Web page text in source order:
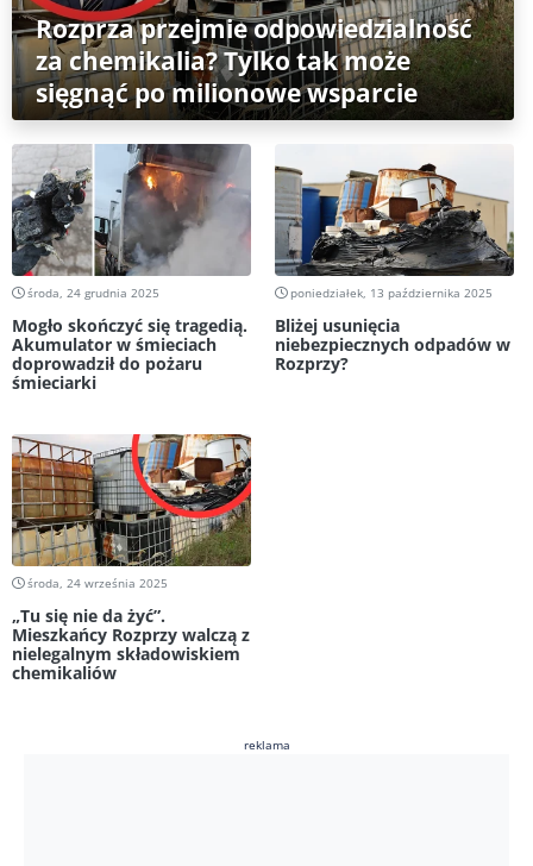
Rozprza przejmie odpowiedzialność
za chemikalia? Tylko tak może
sięgnąć po milionowe wsparcie
środa, 24 grudnia 2025
Mogło skończyć się tragedią.
Akumulator w śmieciach
doprowadził do pożaru
śmieciarki
poniedziałek, 13 października 2025
Bliżej usunięcia
niebezpiecznych odpadów w
Rozprzy?
środa, 24 września 2025
„Tu się nie da żyć”.
Mieszkańcy Rozprzy walczą z
nielegalnym składowiskiem
chemikaliów
reklama